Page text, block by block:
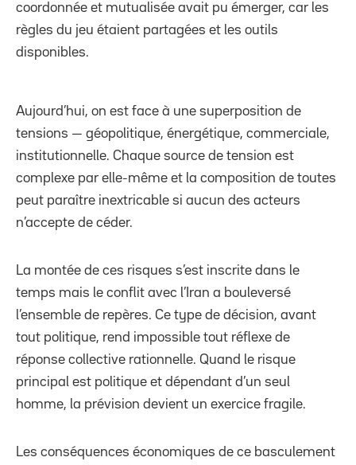
coordonnée et mutualisée avait pu émerger, car les
règles du jeu étaient partagées et les outils
disponibles.
Aujourd’hui, on est face à une superposition de
tensions — géopolitique, énergétique, commerciale,
institutionnelle. Chaque source de tension est
complexe par elle-même et la composition de toutes
peut paraître inextricable si aucun des acteurs
n’accepte de céder.
La montée de ces risques s’est inscrite dans le
temps mais le conflit avec l’Iran a bouleversé
l’ensemble de repères. Ce type de décision, avant
tout politique, rend impossible tout réflexe de
réponse collective rationnelle. Quand le risque
principal est politique et dépendant d’un seul
homme, la prévision devient un exercice fragile.
Les conséquences économiques de ce basculement